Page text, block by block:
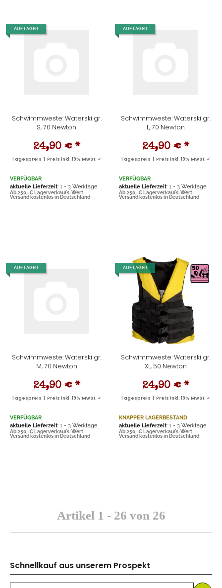
AUF LAGER
Schwimmweste: Waterski gr.
S, 70 Newton
24,90 € *
Tagespreis | Preis inkl. 19% MwSt. ✓
VERFÜGBAR
aktuelle Lieferzeit: 1 - 3 Werktage
Ab 250,-€ Lagerverkaufs-Wert
Versand kostenlos in Deutschland
AUF LAGER
Schwimmweste: Waterski gr.
L, 70 Newton
24,90 € *
Tagespreis | Preis inkl. 19% MwSt. ✓
VERFÜGBAR
aktuelle Lieferzeit: 1 - 3 Werktage
Ab 250,-€ Lagerverkaufs-Wert
Versand kostenlos in Deutschland
AUF LAGER
Schwimmweste: Waterski gr.
M, 70 Newton
24,90 € *
Tagespreis | Preis inkl. 19% MwSt. ✓
VERFÜGBAR
aktuelle Lieferzeit: 1 - 3 Werktage
Ab 250,-€ Lagerverkaufs-Wert
Versand kostenlos in Deutschland
AUF LAGER
Schwimmweste: Waterski gr.
XL, 50 Newton
24,90 € *
Tagespreis | Preis inkl. 19% MwSt. ✓
KNAPPER LAGERBESTAND
aktuelle Lieferzeit: 1 - 3 Werktage
Ab 250,-€ Lagerverkaufs-Wert
Versand kostenlos in Deutschland
Artikel 1 - 26 von 26
Schnellkauf aus unserem Prospekt